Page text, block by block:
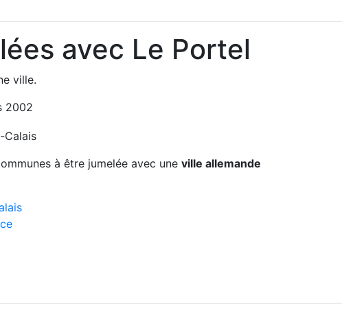
avec Le Portel
ville.
2002
Calais
à être jumelée avec une ville allemande